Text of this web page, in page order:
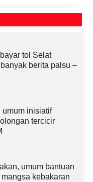
tol Selat
berita palsu –
umum inisiatif
tercicir
umum bantuan
kebakaran